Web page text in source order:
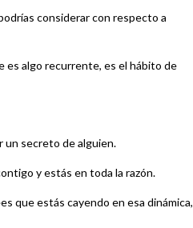
considerar con respecto a
es algo recurrente, es el hábito de
un secreto de alguien.
y estás en toda la razón.
que estás cayendo en esa dinámica,